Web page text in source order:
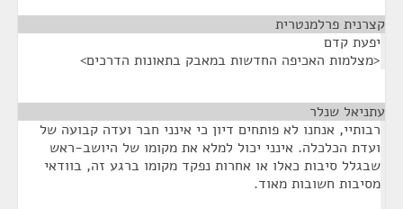
קצרנית פרלמנטרית
יפעת קדם
<מצלמות האכיפה החדשות במאבק בתאונות הדרכים>
עתניאל שנלר
רבותיי, אנחנו לא פותחים דיון כי אינני חבר ועדה קבועה של
ועדת הכלכלה. אינני יכול למלא את מקומו של היושב-ראש
שבגלל סיבות כאלו או אחרות נפקד מקומו ברגע זה, בוודאי
מסיבות חשובות מאוד.